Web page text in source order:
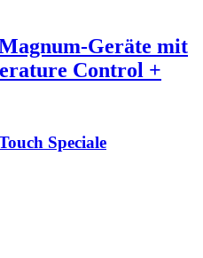
Geräte mit
Control +
Speciale